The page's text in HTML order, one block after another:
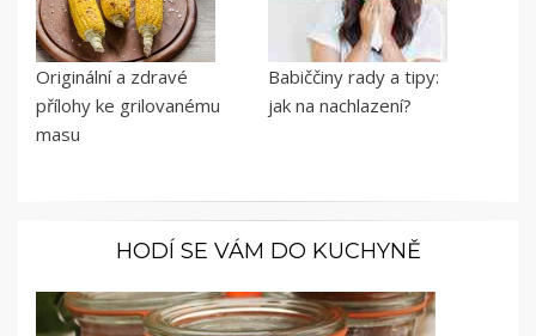
Originální a zdravé
přílohy ke grilovanému
masu
Babiččiny rady a tipy:
jak na nachlazení?
HODÍ SE VÁM DO KUCHYNĚ